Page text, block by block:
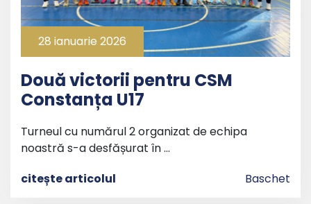
28 ianuarie 2026
Două victorii pentru CSM
Constanța U17
Turneul cu numărul 2 organizat de echipa
noastră s-a desfășurat în …
citește articolul
Baschet